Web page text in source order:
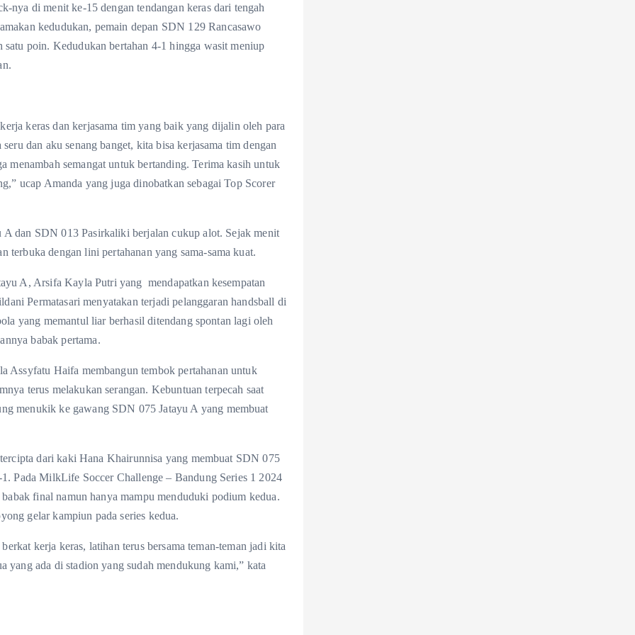
nya di menit ke-15 dengan tendangan keras dari tengah
kedudukan, pemain depan SDN 129 Rancasawo
poin. Kedudukan bertahan 4-1 hingga wasit meniup
keras dan kerjasama tim yang baik yang dijalin oleh para
dan aku senang banget, kita bisa kerjasama tim dengan
menambah semangat untuk bertanding. Terima kasih untuk
ucap Amanda yang juga dinobatkan sebagai Top Scorer
dan SDN 013 Pasirkaliki berjalan cukup alot. Sejak menit
terbuka dengan lini pertahanan yang sama-sama kuat.
A, Arsifa Kayla Putri yang mendapatkan kesempatan
Permatasari menyatakan terjadi pelanggaran handsball di
yang memantul liar berhasil ditendang spontan lagi oleh
babak pertama.
Haifa membangun tembok pertahanan untuk
terus melakukan serangan. Kebuntuan terpecah saat
menukik ke gawang SDN 075 Jatayu A yang membuat
dari kaki Hana Khairunnisa yang membuat SDN 075
Pada MilkLife Soccer Challenge – Bandung Series 1 2024
final namun hanya mampu menduduki podium kedua.
gelar kampiun pada series kedua.
kerja keras, latihan terus bersama teman-teman jadi kita
yang ada di stadion yang sudah mendukung kami,” kata